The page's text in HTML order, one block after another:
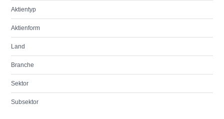
Aktientyp
Aktienform
Land
Branche
Sektor
Subsektor